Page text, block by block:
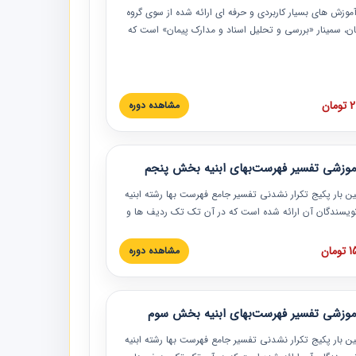
های بسیار کاربردی و حرفه‏ ای ارائه شده از سوی گروه
سمینار «بررسی و تحلیل اسناد و مدارک پیمان» است که
این خصوص ارائه شده است.
مشاهده دوره
تفسیر فهرست‌بهای ابنیه بخش پنجم
بار پکیج تکرار نشدنی تفسیر جامع فهرست بها رشته ابنیه
نویسندگان آن ارائه شده است که در آن تک تک ردیف ها و
و به همراه تصاویر عملیات اجرایی مرتبط با ردیف های
بها ارائه شده است. این دوره با کلام مهندس
مدیر پروژه مهندسی مشاور در امر بازنگری فهرست
حال فعالیت هستند حتما توصیه می کنیم از مطالب این
نمایند.
مشاهده دوره
تفسیر فهرست‌بهای ابنیه بخش سوم
بار پکیج تکرار نشدنی تفسیر جامع فهرست بها رشته ابنیه